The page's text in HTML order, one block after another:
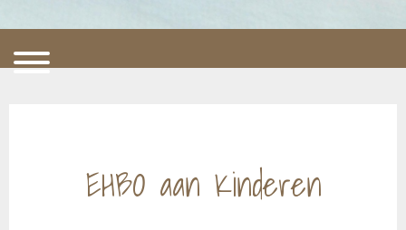
EHBO aan Kinderen